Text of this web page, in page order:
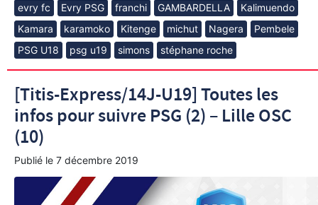
evry fc
Evry PSG franchi GAMBARDELLA
Kalimuendo
Kamara
karamoko Kitenge michut Nagera
Pembele
PSG U18
psg u19 simons stéphane roche
[Titis-Express/14J-U19] Toutes les
infos pour suivre PSG (2) – Lille OSC
(10)
Publié le 7 décembre 2019